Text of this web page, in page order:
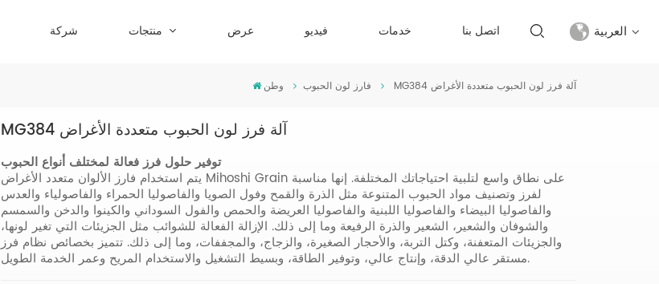
شركة عرض فيديو خدمات اتصل بنا العربية
русский
español
Türkçe
وطن فارز لون الحبوب MG384 آلة فرز لون الحبوب متعددة الأغراض
MG384 آلة فرز لون الحبوب متعددة الأغراض
توفير حلول فرز فعالة لمختلف أنواع الحبوب
يتم استخدام فارز الألوان متعدد الأغراض Mihoshi Grain على نطاق واسع لتلبية احتياجاتك المختلفة. إنها مناسبة
لفرز وتصنيف مواد الحبوب المتنوعة مثل الذرة والقمح وفول الصويا والفاصوليا الحمراء والفاصولياء والعدس
والفاصوليا البيضاء والفاصوليا اللبنية والفاصوليا العريضة والحمص والفول السوداني والكينوا والدخن والسمسم
والشوفان والشعير، الشعير والذرة الرفيعة وما إلى ذلك. الإزالة الفعالة للشوائب مثل الجزيئات التي تغير لونها،
والجزيئات المتعفنة، وكتل التربة، والأحجار الصغيرة، والزجاج، والمجففات، وما إلى ذلك. تتميز بخصائص نظام فرز
مستقر عالي الدقة، وإنتاج عالي، وتوفير الطاقة، وبسيط التشغيل والاستخدام المريح وعمر الخدمة الطويل.